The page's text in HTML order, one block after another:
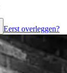
Eerst overleggen?